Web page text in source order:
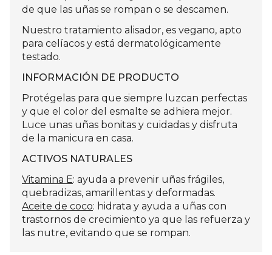
de que las uñas se rompan o se descamen.
Nuestro tratamiento alisador, es vegano, apto
para celíacos y está dermatológicamente
testado.
INFORMACIÓN DE PRODUCTO
Protégelas para que siempre luzcan perfectas
y que el color del esmalte se adhiera mejor.
Luce unas uñas bonitas y cuidadas y disfruta
de la manicura en casa.
ACTIVOS NATURALES
Vitamina E: ayuda a prevenir uñas frágiles,
quebradizas, amarillentas y deformadas.
Aceite de coco: hidrata y ayuda a uñas con
trastornos de crecimiento ya que las refuerza y
las nutre, evitando que se rompan.